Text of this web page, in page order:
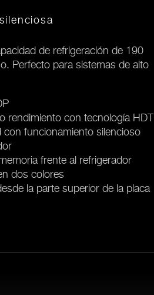
de refrigeración de 190
Perfecto para sistemas de alto
rendimiento con tecnología HDT
funcionamiento silencioso
frente al refrigerador
dos colores
la parte superior de la placa